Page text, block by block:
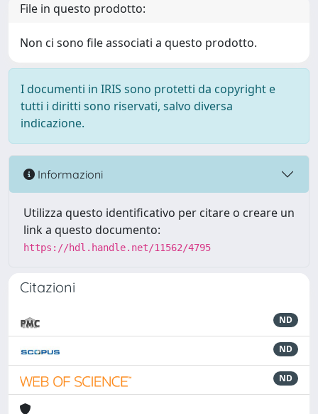
File in questo prodotto:
Non ci sono file associati a questo prodotto.
I documenti in IRIS sono protetti da copyright e
tutti i diritti sono riservati, salvo diversa
indicazione.
Informazioni
Utilizza questo identificativo per citare o creare un
link a questo documento:
https://hdl.handle.net/11562/4795
Citazioni
ND
ND
ND